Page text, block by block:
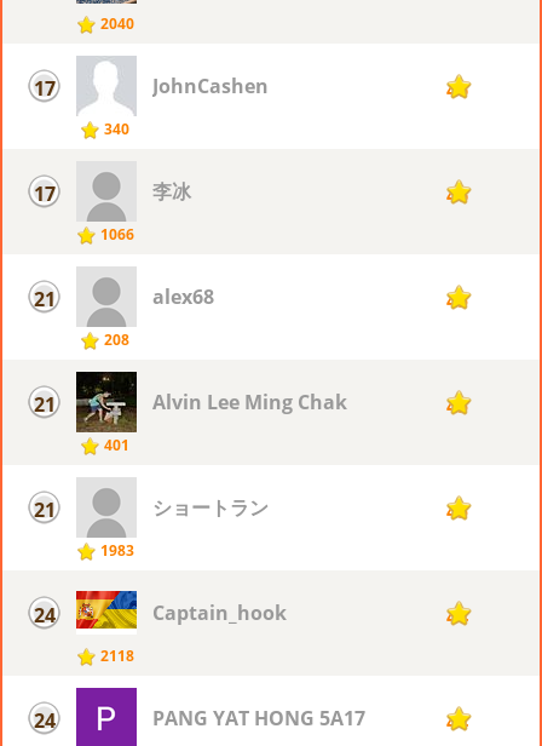
2040
17
340
JohnCashen 46
17
1066
李冰 46
21
208
alex68 45
21
401
Alvin Lee Ming Chak 45
21
1983
ショートラン 45
24
2118
Captain_hook 44
24 PANG YAT HONG 5A17 44